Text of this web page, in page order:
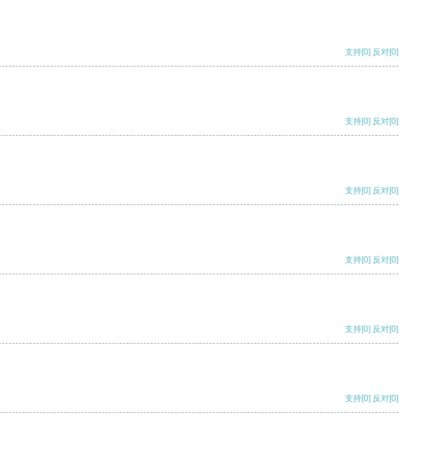
支持[0] 反对[0]
支持[0] 反对[0]
支持[0] 反对[0]
支持[0] 反对[0]
支持[0] 反对[0]
支持[0] 反对[0]